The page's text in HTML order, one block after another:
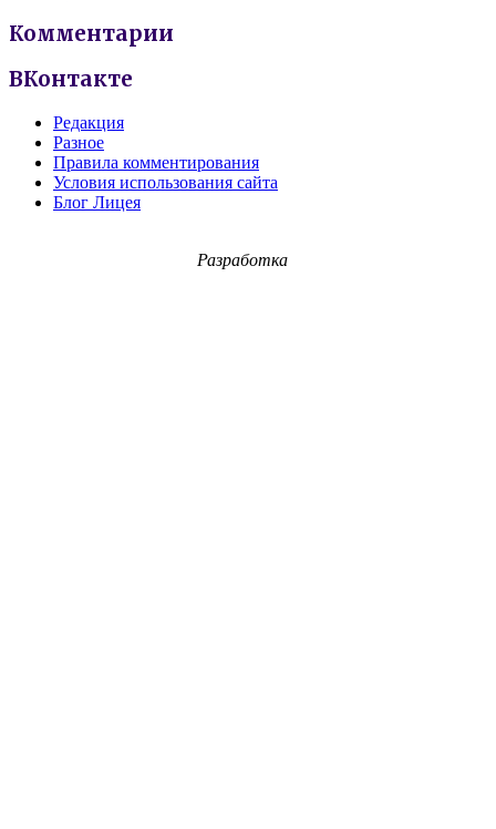
Комментарии
ВКонтакте
Редакция
Разное
Правила комментирования
Условия использования сайта
Блог Лицея
Разработка